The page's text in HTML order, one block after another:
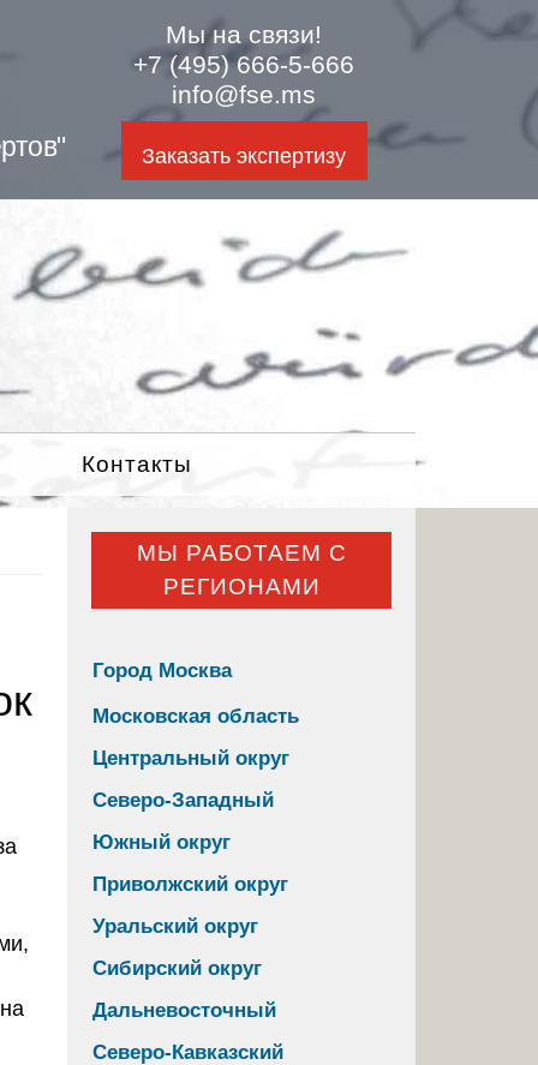
Мы на связи!
+7 (495) 666-5-666
info@fse.ms
Заказать экспертизу
Контакты
МЫ РАБОТАЕМ С
РЕГИОНАМИ
Город Москва
Московская область
Центральный округ
Северо-Западный
Южный округ
Приволжский округ
Уральский округ
Сибирский округ
Дальневосточный
Северо-Кавказский